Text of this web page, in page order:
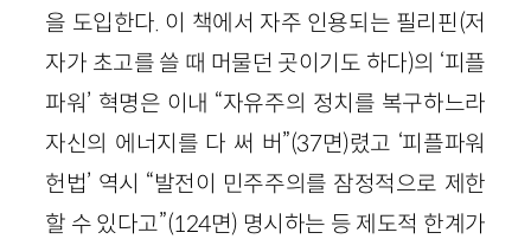
을 도입한다. 이 책에서 자주 인용되는 필리핀(저
자가 초고를 쓸 때 머물던 곳이기도 하다)의 ‘피플
파워’ 혁명은 이내 “자유주의 정치를 복구하느라
자신의 에너지를 다 써 버”(37면)렸고 ‘피플파워
헌법’ 역시 “발전이 민주주의를 잠정적으로 제한
할 수 있다고”(124면) 명시하는 등 제도적 한계가